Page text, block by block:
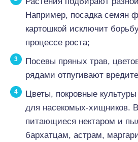
Например, посадка семян
картошкой исключит
процессе роста;
Посевы пряных трав,
рядами отпугивают
Цветы, покровные
для насекомых-хищников.
питающиеся нектаром и
бархатцам, астрам,